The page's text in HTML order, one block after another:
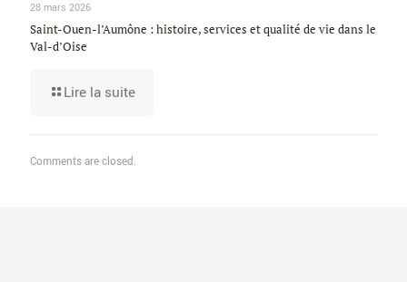
28 mars 2026
Saint-Ouen-l’Aumône : histoire, services et qualité de vie dans le
Val-d’Oise
Lire la suite
Comments are closed.